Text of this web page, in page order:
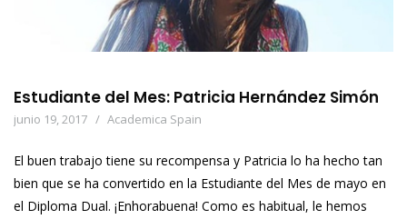
Estudiante del Mes: Patricia Hernández Simón
junio 19, 2017 Academica Spain
El buen trabajo tiene su recompensa y Patricia lo ha hecho tan
bien que se ha convertido en la Estudiante del Mes de mayo en
el Diploma Dual. ¡Enhorabuena! Como es habitual, le hemos